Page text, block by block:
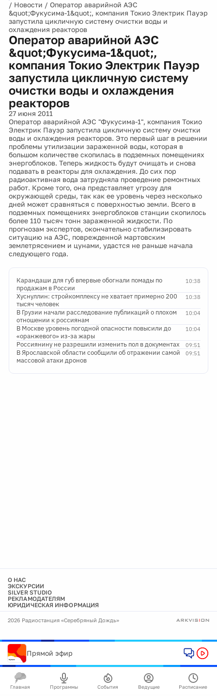
/ Новости / Оператор аварийной АЭС
&quot;Фукусима-1&quot;, компания Токио Электрик Пауэр
запустила цикличную систему очистки воды и
охлаждения реакторов
Оператор аварийной АЭС
&quot;Фукусима-1&quot;,
компания Токио Электрик Пауэр
запустила цикличную систему
очистки воды и охлаждения
реакторов
27 июня 2011
Оператор аварийной АЭС "Фукусима-1", компания Токио
Электрик Пауэр запустила цикличную систему очистки
воды и охлаждения реакторов. Это первый шаг в решении
проблемы утилизации зараженной воды, которая в
большом количестве скопилась в подземных помещениях
энергоблоков. Теперь жидкость будут очищать и снова
подавать в реакторы для охлаждения. До сих пор
радиоактивная вода затрудняла проведение ремонтных
работ. Кроме того, она представляет угрозу для
окружающей среды, так как ее уровень через несколько
дней может сравняться с поверхностью земли. Всего в
подземных помещениях энергоблоков станции скопилось
более 110 тысяч тонн зараженной жидкости. По
прогнозам экспертов, окончательно стабилизировать
ситуацию на АЭС, поврежденной мартовским
землетрясением и цунами, удастся не раньше начала
следующего года.
10:38
Карандаши для губ впервые обогнали помады по
продажам в России
10:38
Хуснуллин: стройкомплексу не хватает примерно 200
тысяч человек
10:04
В Грузии начали расследование публикаций о плохом
отношении к россиянам
10:04
В Москве уровень погодной опасности повысили до
«оранжевого» из-за жары
09:51
Россиянину не разрешили изменить пол в документах
09:51
В Ярославской области сообщили об отражении самой
массовой атаки дронов
О НАС
ЭКСКУРСИИ
SILVER STUDIO
РЕКЛАМОДАТЕЛЯМ
ЮРИДИЧЕСКАЯ ИНФОРМАЦИЯ
2026 Радиостанция «Серебряный Дождь»
Прямой эфир
Главная Программы События Ведущие Расписание